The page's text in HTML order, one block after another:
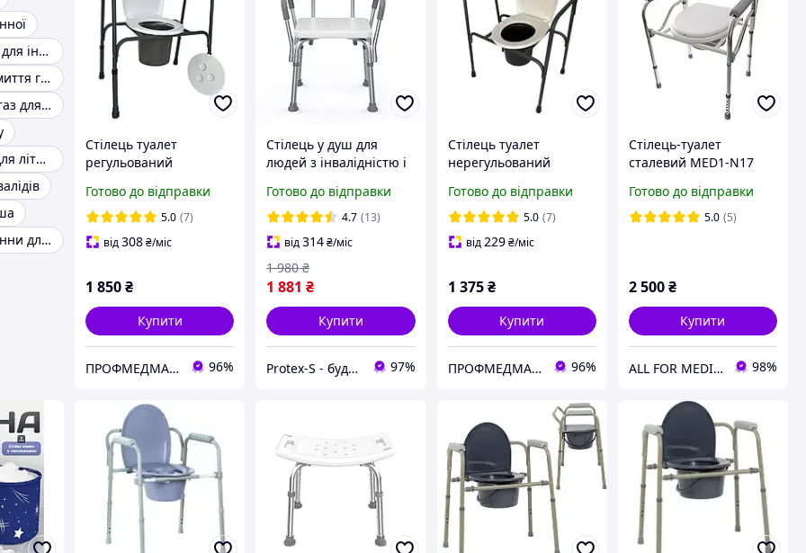
Стілець-туалет для інвалідів
Ванночка для миття голови
Насадка на унітаз для інвалідів
Крісло туалет для літніх людей
Сидіння для ванни для інвалідів
Стілець туалет
регульований
А02 для інвалідів літніх
хворих крісло
Готово до відправки
5.0 (7)
від308₴/міс
1 850₴
Купити
ПРОФМЕДМАРКЕТ 96%
Стілець у душ для
людей з інвалідністю і
поручнями Стільчик
для душу (KY-1202A)
Готово до відправки
4.7 (13)
від314₴/міс
1 881 ₴
1 980 ₴
Купити
Protex-S - будівельний інтернет-магазин 97%
Стілець туалет
нерегульований
для інвалідів літніх
хворих крісло
Готово до відправки
5.0 (7)
від229 ₴/міс
1 375 ₴
Купити
ПРОФМЕДМАРКЕТ 96%
Стілець-туалет
сталевий MED1-N17
Готово до відправки
5.0 (5)
2 500₴
Купити
ALL FOR MEDICINE 98%